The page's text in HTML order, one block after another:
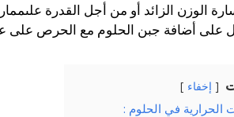
الوزن الزائد أو من أجل القدرة
على أضافة جبن الحلوم مع الحرص على
إخفاء
الحرارية في الحلوم :